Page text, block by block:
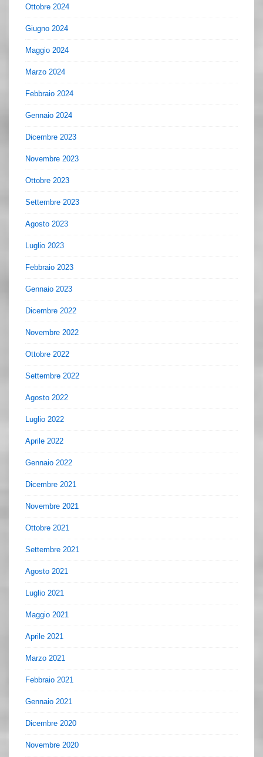
Ottobre 2024
Giugno 2024
Maggio 2024
Marzo 2024
Febbraio 2024
Gennaio 2024
Dicembre 2023
Novembre 2023
Ottobre 2023
Settembre 2023
Agosto 2023
Luglio 2023
Febbraio 2023
Gennaio 2023
Dicembre 2022
Novembre 2022
Ottobre 2022
Settembre 2022
Agosto 2022
Luglio 2022
Aprile 2022
Gennaio 2022
Dicembre 2021
Novembre 2021
Ottobre 2021
Settembre 2021
Agosto 2021
Luglio 2021
Maggio 2021
Aprile 2021
Marzo 2021
Febbraio 2021
Gennaio 2021
Dicembre 2020
Novembre 2020